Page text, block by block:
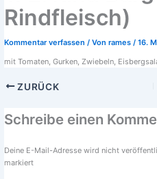
Rindfleisch)
Kommentar verfassen / Von rames / 16.
mit Tomaten, Gurken, Zwiebeln,
ZURÜCK
Schreibe einen
Deine E-Mail-Adresse wird nicht
markiert